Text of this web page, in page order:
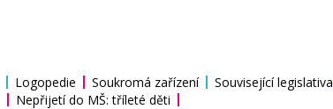
Logopedie Soukromá zařízení Související legislativa
Nepřijetí do MŠ: tříleté děti